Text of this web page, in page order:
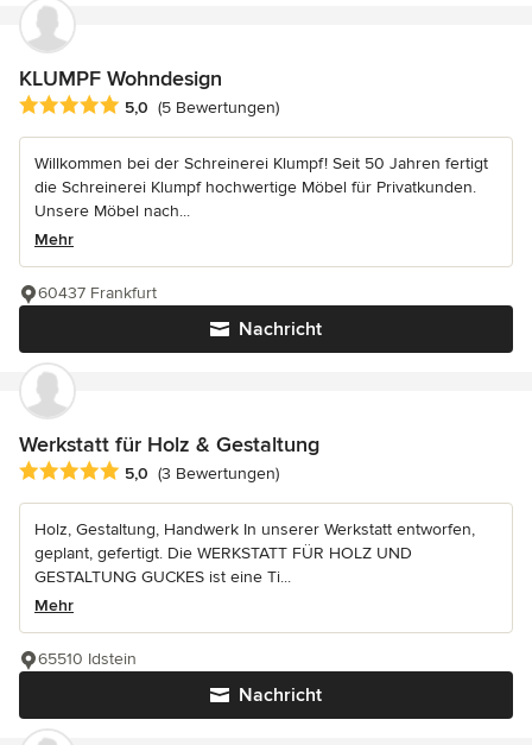
KLUMPF Wohndesign
Durchschnittliche Bewertung: 5 von 5 Sternen
5,0 (5 Bewertungen)
Willkommen bei der Schreinerei Klumpf! Seit 50 Jahren fertigt
die Schreinerei Klumpf hochwertige Möbel für Privatkunden.
Unsere Möbel nach...
Mehr
Nachricht
60437 Frankfurt
Werkstatt für Holz & Gestaltung
Durchschnittliche Bewertung: 5 von 5 Sternen
5,0 (3 Bewertungen)
Holz, Gestaltung, Handwerk In unserer Werkstatt entworfen,
geplant, gefertigt. Die WERKSTATT FÜR HOLZ UND
GESTALTUNG GUCKES ist eine Ti...
Mehr
Nachricht
65510 Idstein